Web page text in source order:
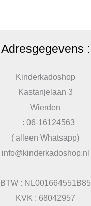
Adresgegevens :
Kinderkadoshop
Kastanjelaan 3
Wierden
: 06-16124563
( alleen Whatsapp)
info@kinderkadoshop.nl
BTW : NL001664551B85
KVK : 68042957